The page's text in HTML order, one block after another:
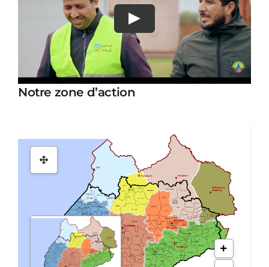
Notre zone d’action